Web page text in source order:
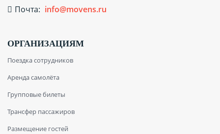
Почта: info@movens.ru
ОРГАНИЗАЦИЯМ
Поездка сотрудников
Аренда самолёта
Групповые билеты
Трансфер пассажиров
Размещение гостей